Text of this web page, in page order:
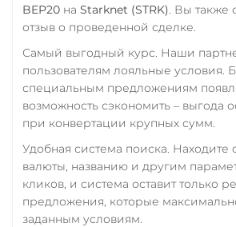
BEP20 на Starknet (STRK). Вы также
отзыв о проведенной сделке.
Самый выгодный курс. Наши
пользователям лояльные условия.
специальным предложениям
возможность сэкономить – выгода
при конвертации крупных сумм.
Удобная система поиска. Находите
валюты, названию и другим
кликов, и система оставит только
предложения, которые
заданным условиям.